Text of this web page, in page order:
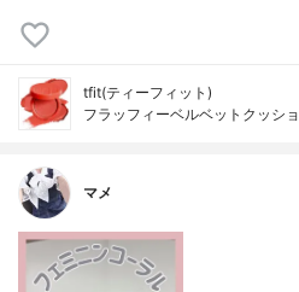
tfit(ティーフィット)
フラッフィーベルベットクッシ
マメ